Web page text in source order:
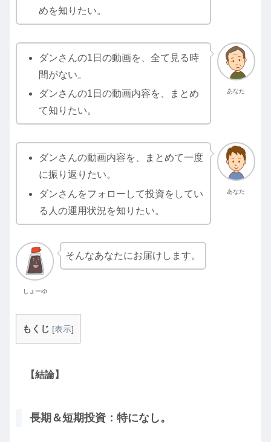
めを知りたい。
あなた
ダンさんの1日の動画を、全て見る時
間がない。
ダンさんの1日の動画内容を、まとめ
て知りたい。
あなた
ダンさんの動画内容を、まとめて一度
に振り返りたい。
ダンさんをフォローして投資をしてい
る人の運用状況を知りたい。
しょーゆ
そんなあなたにお届けします。
もくじ [表示]
【結論】
長期＆短期投資：特になし。